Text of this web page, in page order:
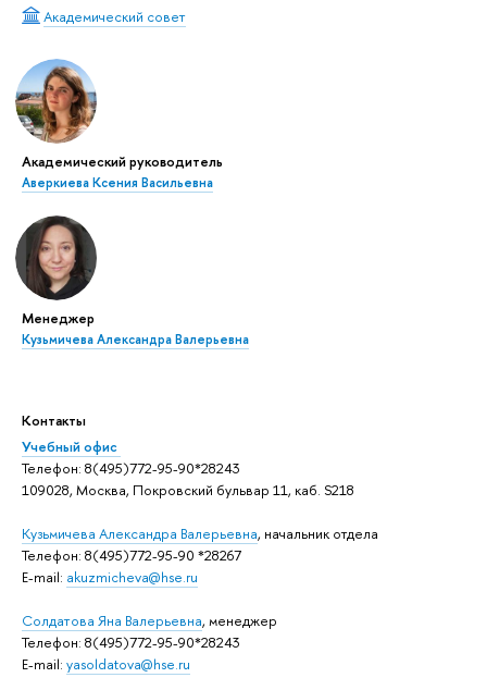
Академический совет
Академический руководитель
Аверкиева Ксения Васильевна
Менеджер
Кузьмичева Александра Валерьевна
Контакты
Учебный офис
Телефон: 8(495)772-95-90*28243
109028, Москва, Покровский бульвар 11, каб. S218
Кузьмичева Александра Валерьевна, начальник отдела
Телефон: 8(495)772-95-90 *28267
E-mail: akuzmicheva@hse.ru
Солдатова Яна Валерьевна, менеджер
Телефон: 8(495)772-95-90*28243
E-mail: yasoldatova@hse.ru